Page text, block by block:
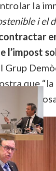
la
i el
l’impost
Grup
que
s’han